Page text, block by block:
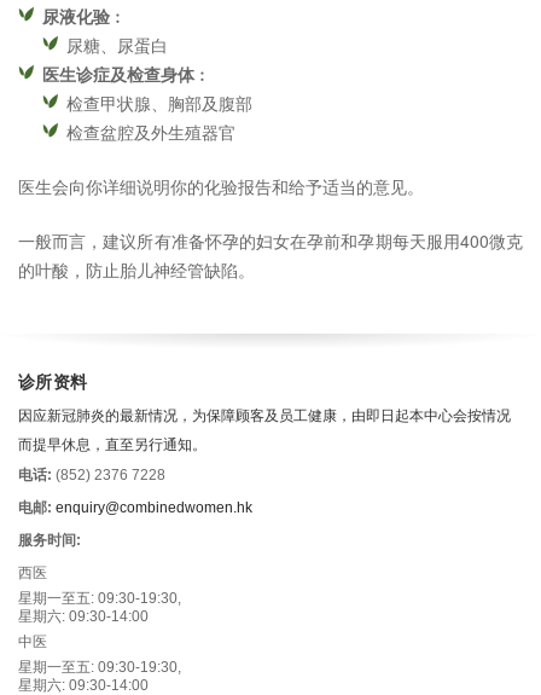
尿液化验 ︰
尿糖、尿蛋白
医生诊症及检查身体︰
检查甲状腺、胸部及腹部
检查盆腔及外生殖器官
医生会向你详细说明你的化验报告和给予适当的意见。
一般而言，建议所有准备怀孕的妇女在孕前和孕期每天服用400微克
的叶酸，防止胎儿神经管缺陷。
诊所资料
因应新冠肺炎的最新情况，为保障顾客及员工健康，由即日起本中心会按情况
而提早休息，直至另行通知。
电话: (852) 2376 7228
电邮: enquiry@combinedwomen.hk
服务时间:
西医
星期一至五: 09:30-19:30,
星期六: 09:30-14:00
中医
星期一至五: 09:30-19:30,
星期六: 09:30-14:00